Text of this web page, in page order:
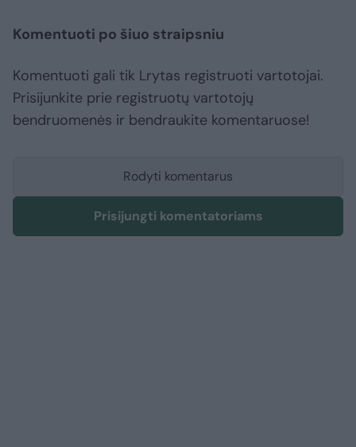
Komentuoti po šiuo straipsniu
Komentuoti gali tik Lrytas registruoti vartotojai.
Prisijunkite prie registruotų vartotojų
bendruomenės ir bendraukite komentaruose!
Rodyti komentarus
Prisijungti komentatoriams